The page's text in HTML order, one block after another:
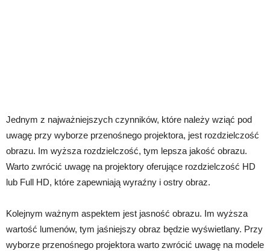
Jednym z najważniejszych czynników, które należy wziąć pod
uwagę przy wyborze przenośnego projektora, jest rozdzielczość
obrazu. Im wyższa rozdzielczość, tym lepsza jakość obrazu.
Warto zwrócić uwagę na projektory oferujące rozdzielczość HD
lub Full HD, które zapewniają wyraźny i ostry obraz.
Kolejnym ważnym aspektem jest jasność obrazu. Im wyższa
wartość lumenów, tym jaśniejszy obraz będzie wyświetlany. Przy
wyborze przenośnego projektora warto zwrócić uwagę na modele